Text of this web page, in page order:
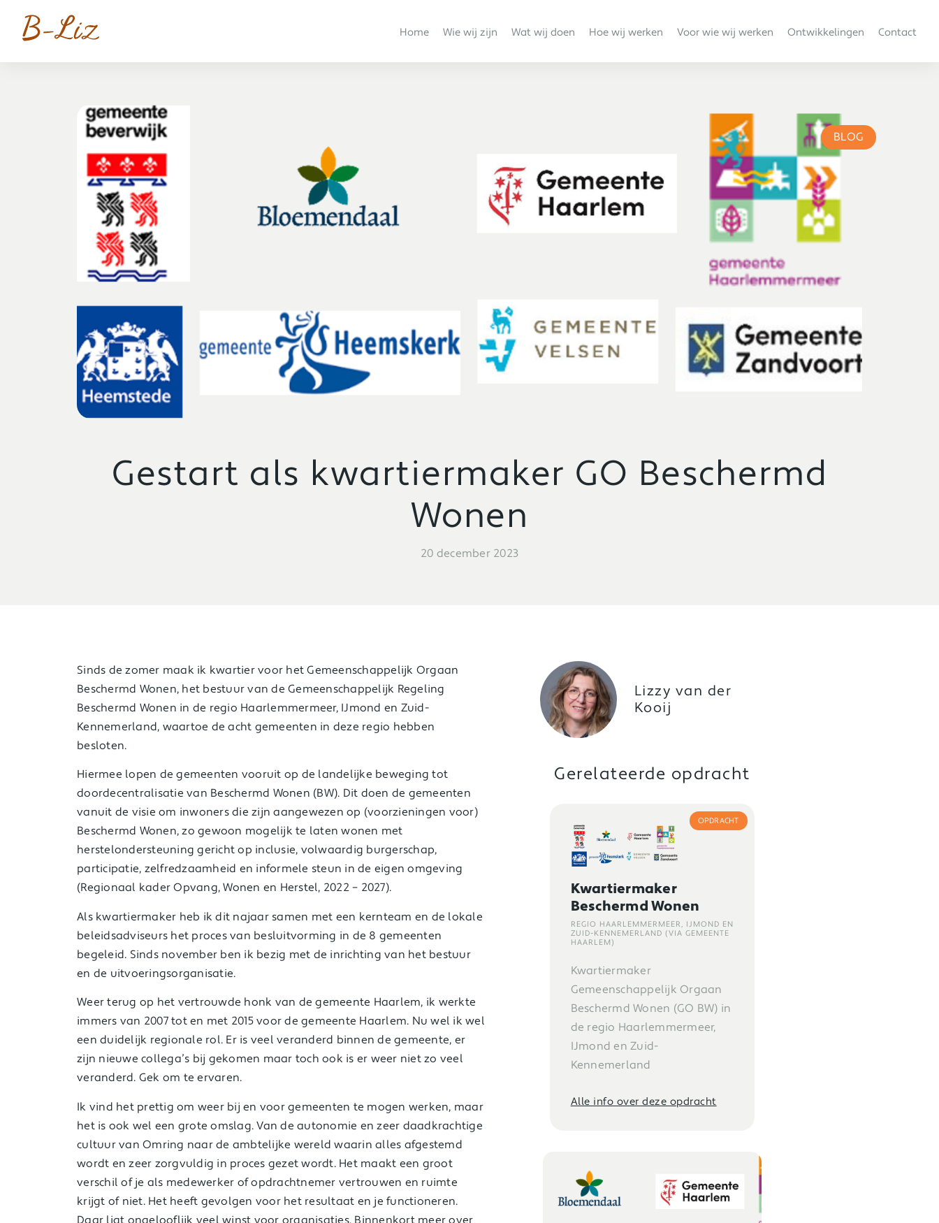
Home Wie wij zijn Wat wij doen Hoe wij werken Voor wie wij werken Ontwikkelingen Contact
BLOG
Gestart als kwartiermaker GO Beschermd
Wonen
20 december 2023
Sinds de zomer maak ik kwartier voor het Gemeenschappelijk Orgaan
Beschermd Wonen, het bestuur van de Gemeenschappelijk Regeling
Beschermd Wonen in de regio Haarlemmermeer, IJmond en Zuid-
Kennemerland, waartoe de acht gemeenten in deze regio hebben
besloten.
Hiermee lopen de gemeenten vooruit op de landelijke beweging tot
doordecentralisatie van Beschermd Wonen (BW). Dit doen de gemeenten
vanuit de visie om inwoners die zijn aangewezen op (voorzieningen voor)
Beschermd Wonen, zo gewoon mogelijk te laten wonen met
herstelondersteuning gericht op inclusie, volwaardig burgerschap,
participatie, zelfredzaamheid en informele steun in de eigen omgeving
(Regionaal kader Opvang, Wonen en Herstel, 2022 – 2027).
Als kwartiermaker heb ik dit najaar samen met een kernteam en de lokale
beleidsadviseurs het proces van besluitvorming in de 8 gemeenten
begeleid. Sinds november ben ik bezig met de inrichting van het bestuur
en de uitvoeringsorganisatie.
Weer terug op het vertrouwde honk van de gemeente Haarlem, ik werkte
immers van 2007 tot en met 2015 voor de gemeente Haarlem. Nu wel ik wel
een duidelijk regionale rol. Er is veel veranderd binnen de gemeente, er
zijn nieuwe collega’s bij gekomen maar toch ook is er weer niet zo veel
veranderd. Gek om te ervaren.
Ik vind het prettig om weer bij en voor gemeenten te mogen werken, maar
het is ook wel een grote omslag. Van de autonomie en zeer daadkrachtige
cultuur van Omring naar de ambtelijke wereld waarin alles afgestemd
wordt en zeer zorgvuldig in proces gezet wordt. Het maakt een groot
verschil of je als medewerker of opdrachtnemer vertrouwen en ruimte
krijgt of niet. Het heeft gevolgen voor het resultaat en je functioneren.
Daar ligt ongelooflijk veel winst voor organisaties. Binnenkort meer over
Lizzy van der
Kooij
Gerelateerde opdracht
OPDRACHT
Kwartiermaker
Beschermd Wonen
REGIO HAARLEMMERMEER, IJMOND EN
ZUID-KENNEMERLAND (VIA GEMEENTE
HAARLEM)
Kwartiermaker
Gemeenschappelijk Orgaan
Beschermd Wonen (GO BW) in
de regio Haarlemmermeer,
IJmond en Zuid-
Kennemerland
Alle info over deze opdracht